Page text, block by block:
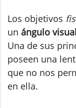
Los objetivos
un ángulo
Una de sus
poseen una
que no nos
en ella.